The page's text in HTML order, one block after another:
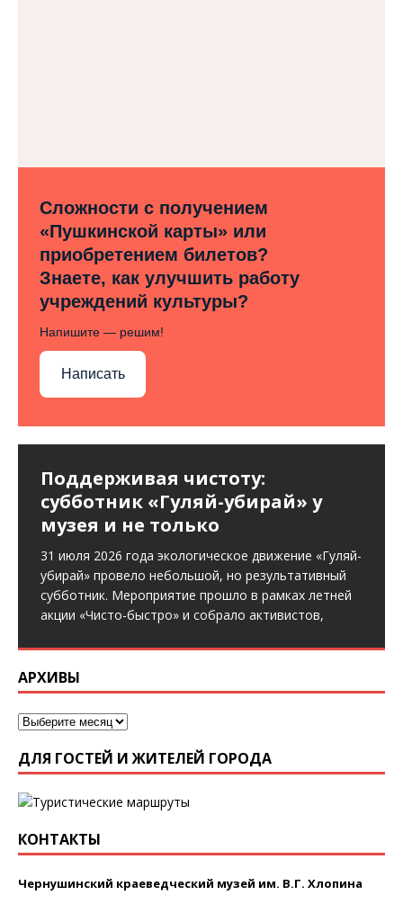
Сложности с получением
«Пушкинской карты» или
приобретением билетов?
Знаете, как улучшить работу
учреждений культуры?
Напишите — решим!
Написать
Поддерживая чистоту:
субботник «Гуляй-убирай» у
музея и не только
31 июля 2026 года экологическое движение «Гуляй-
убирай» провело небольшой, но результативный
субботник. Мероприятие прошло в рамках летней
акции «Чисто-быстро» и собрало активистов,
АРХИВЫ
ДЛЯ ГОСТЕЙ И ЖИТЕЛЕЙ ГОРОДА
КОНТАКТЫ
Чернушинский краеведческий музей им. В.Г. Хлопина